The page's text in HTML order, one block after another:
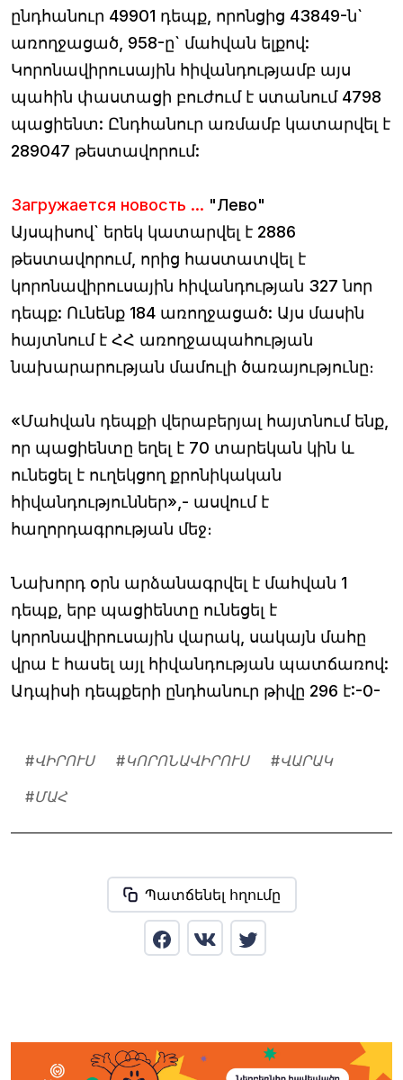
ընդհանուր 49901 դեպք, որոնցից 43849-ն`
առողջացած, 958-ը` մահվան ելքով:
Կորոնավիրուսային հիվանդությամբ այս
պահին փաստացի բուժում է ստանում 4798
պացիենտ: Ընդհանուր առմամբ կատարվել է
289047 թեստավորում:
Загружается новость ... "Лево"
Այսպիսով` երեկ կատարվել է 2886
թեստավորում, որից հաստատվել է
կորոնավիրուսային հիվանդության 327 նոր
դեպք: Ունենք 184 առողջացած: Այս մասին
հայտնում է ՀՀ առողջապահության
նախարարության մամուլի ծառայությունը։
«Մահվան դեպքի վերաբերյալ հայտնում ենք,
որ պացիենտը եղել է 70 տարեկան կին և
ունեցել է ուղեկցող քրոնիկական
հիվանդություններ»,- ասվում է
հաղորդագրության մեջ։
Նախորդ օրն արձանագրվել է մահվան 1
դեպք, երբ պացիենտը ունեցել է
կորոնավիրուսային վարակ, սակայն մահը
վրա է հասել այլ հիվանդության պատճառով:
Ադպիսի դեպքերի ընդհանուր թիվը 296 է:-0-
#ՎԻՐՈՒՍ #ԿՈՐՈՆԱՎԻՐՈՒՍ #ՎԱՐԱԿ
#ՄԱՀ
Պատճենել հղումը